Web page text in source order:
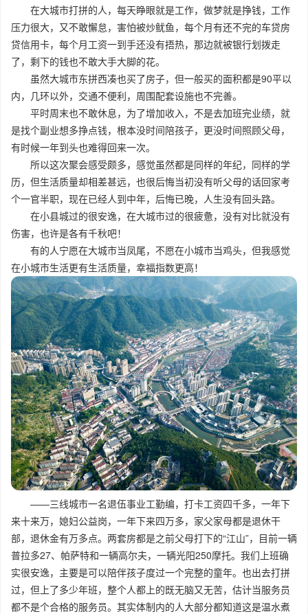
在大城市打拼的人，每天睁眼就是工作，做梦就是挣钱，工作
压力很大，又不敢懈怠，害怕被炒鱿鱼，每个月有还不完的车贷房
贷信用卡，每个月工资一到手还没有捂热，那边就被银行划拨走
了，剩下的钱也不敢大手大脚的花。
虽然大城市东拼西凑也买了房子，但一般买的面积都是90平以
内，几环以外，交通不便利，周围配套设施也不完善。
平时周末也不敢休息，为了增加收入，不是去加班完业绩，就
是找个副业想多挣点钱，根本没时间陪孩子，更没时间照顾父母，
有时候一年到头也难得回来一次。
所以这次聚会感受颇多，感觉虽然都是同样的年纪，同样的学
历，但生活质量却相差甚远，也很后悔当初没有听父母的话回家考
个一官半职，现在已经人到中年，后悔已晚，人生没有回头路。
在小县城过的很安逸，在大城市过的很疲惫，没有对比就没有
伤害，也许是各有千秋吧！
有的人宁愿在大城市当凤尾，不愿在小城市当鸡头，但我感觉
在小城市生活更有生活质量，幸福指数更高！
——三线城市一名退伍事业工勤编，打卡工资四千多，一年下
来十来万，媳妇公益岗，一年下来四万多，家父家母都是退休干
部，退休金有万多点。两套房都是之前父母打下的“江山”，目前一辆
普拉多27、帕萨特和一辆高尔夫，一辆光阳250摩托。我们上班确
实很安逸，主要是可以陪伴孩子度过一个完整的童年。也出去打拼
过，但上了多少年班，整个人都上的既无脑又无苦，估计当服务员
都不是个合格的服务员。其实体制内的人大部分都知道这是温水煮